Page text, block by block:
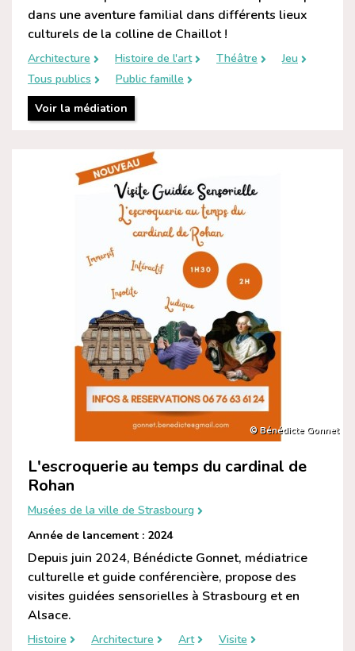
dans une aventure familial dans différents lieux
culturels de la colline de Chaillot !
Architecture Histoire de l'art Théâtre
Jeu
Tous publics
Public famille
Voir la médiation
© Bénédicte Gonnet
L'escroquerie au temps du cardinal de
Rohan
Musées de la ville de Strasbourg
Année de lancement : 2024
Depuis juin 2024, Bénédicte Gonnet, médiatrice
culturelle et guide conférencière, propose des
visites guidées sensorielles à Strasbourg et en
Alsace.
Histoire Architecture Art
Visite